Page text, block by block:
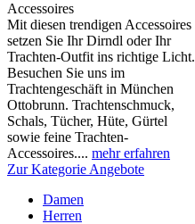
Accessoires
Mit diesen trendigen Accessoires
setzen Sie Ihr Dirndl oder Ihr
Trachten-Outfit ins richtige Licht.
Besuchen Sie uns im
Trachtengeschäft in München
Ottobrunn. Trachtenschmuck,
Schals, Tücher, Hüte, Gürtel
sowie feine Trachten-
Accessoires.... mehr erfahren
Zur Kategorie Angebote
Damen
Herren